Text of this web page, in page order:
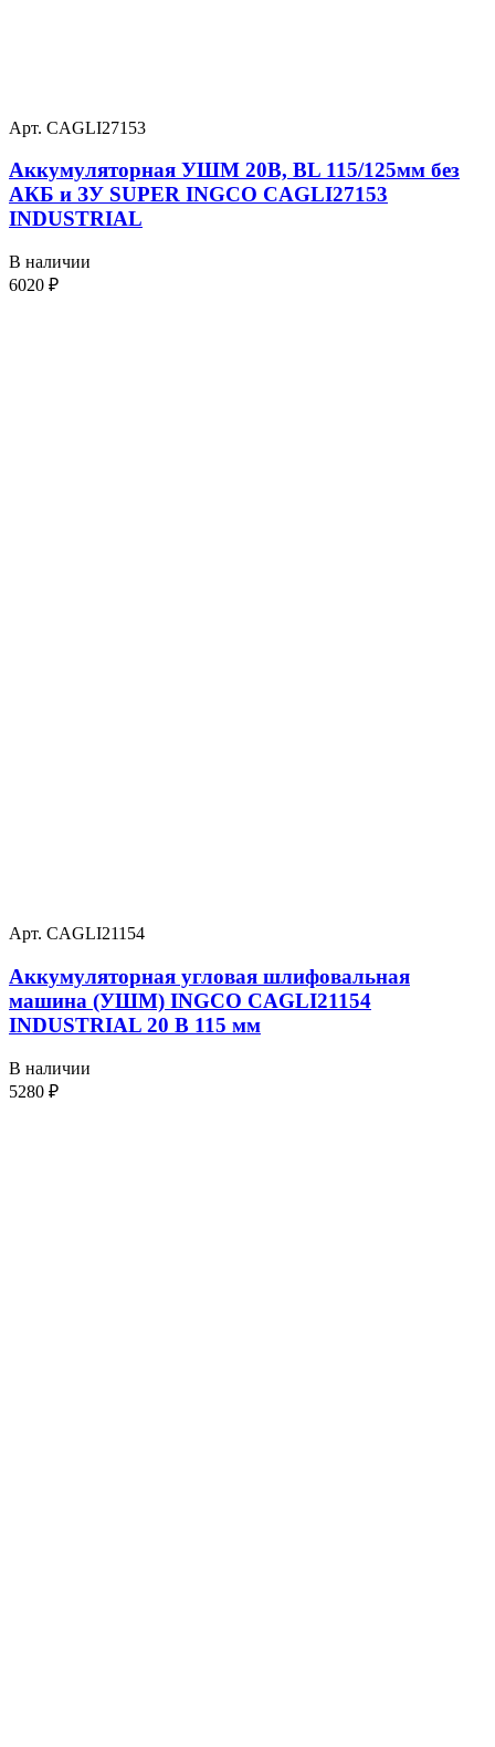
Арт. CAGLI27153
Аккумуляторная УШМ 20В, BL 115/125мм без
АКБ и ЗУ SUPER INGCO CAGLI27153
INDUSTRIAL
В наличии
6020 ₽
Арт. CAGLI21154
Аккумуляторная угловая шлифовальная
машина (УШМ) INGCO CAGLI21154
INDUSTRIAL 20 В 115 мм
В наличии
5280 ₽